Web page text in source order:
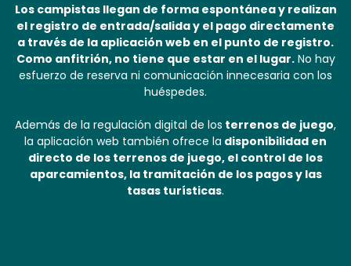
Los campistas llegan de forma espontánea y realizan
el registro de entrada/salida y el pago directamente
a través de la aplicación web en el punto de registro.
Como anfitrión, no tiene que estar en el lugar.No hay
esfuerzo de reserva ni comunicación innecesaria con los
huéspedes.
Además de la regulación digital de los terrenos de juego,
la aplicación web también ofrece la disponibilidad en
directo de los terrenos de juego, el control de los
aparcamientos, la tramitación de los pagos y las
tasas turísticas.